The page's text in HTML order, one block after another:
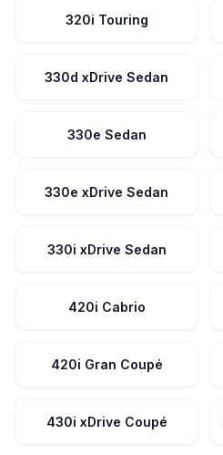
320i Touring
330d xDrive Sedan
330e Sedan
330e xDrive Sedan
330i xDrive Sedan
420i Cabrio
420i Gran Coupé
430i xDrive Coupé